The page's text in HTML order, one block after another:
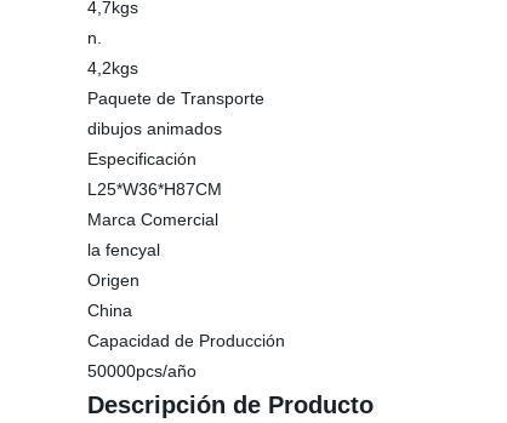
4,7kgs
n.
4,2kgs
Paquete de Transporte
dibujos animados
Especificación
L25*W36*H87CM
Marca Comercial
la fencyal
Origen
China
Capacidad de Producción
50000pcs/año
Descripción de Producto